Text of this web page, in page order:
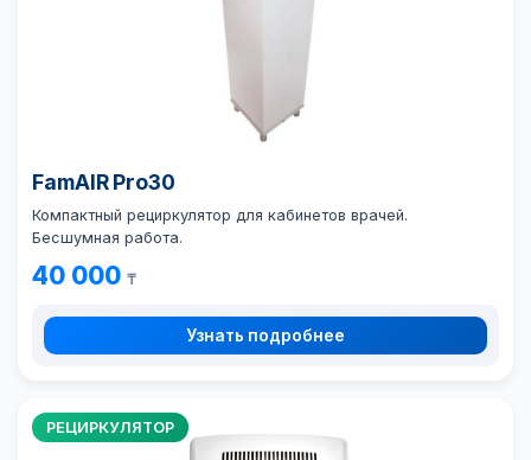
FamAIR Pro30
Компактный рециркулятор для кабинетов врачей.
Бесшумная работа.
40 000 ₸
Узнать подробнее
РЕЦИРКУЛЯТОР